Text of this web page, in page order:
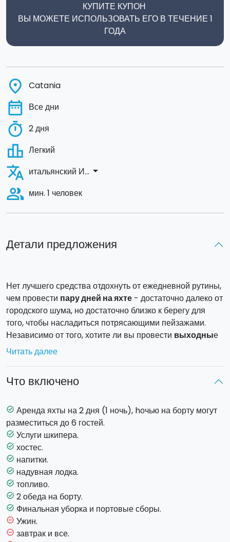
Детали предложения
Нет лучшего средства отдохнуть от ежедневной рутины,
чем провести пару дней на яхте - достаточно далеко от
городского шума, но достаточно близко к берегу для
того, чтобы насладиться потрясающими пейзажами.
Независимо от того, хотите ли вы провести выходные
на яхте или же устроить
посадка предусмотрена в
города.
побережье Сиракуз или Капомулинивдоль побережья
Катании.
Предложение по
экипажа, топливо, напитки и обеды на борту. Ужин не
включен в стоимость, чтобы дать вам возможность
узнать получше потрясающие городки Таормина и Капо
Мулини.
Маршрут Таормина:
искупаться в непосредственной близости от
Читать далее
Что включено
task_alt Аренда яхты на 2 дня (1 ночь), hочью на борту могут
разместиться до 6 гостей.
task_alt Услуги шкипера.
task_alt хостес.
task_alt напитки.
task_alt надувная лодка.
task_alt топливо.
task_alt 2 обеда на борту.
task_alt Финальная уборка и портовые сборы.
remove_circle_outline Ужин.
remove_circle_outline завтрак и все.
КУПИТЕ КУПОН
ВЫ МОЖЕТЕ ИСПОЛЬЗОВАТЬ ЕГО В ТЕЧЕНИЕ 1
ГОДА
place Catania
date_range Все дни
timer 2 дня
leaderboard Легкий
translate итальянский И... arrow_drop_down
people_alt мин. 1 человек